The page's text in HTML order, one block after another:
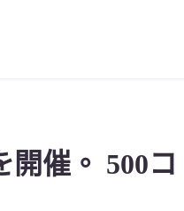
催。 500コ